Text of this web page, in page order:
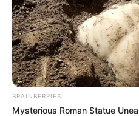
BRAINBERRIES
Mysterious Roman Statue